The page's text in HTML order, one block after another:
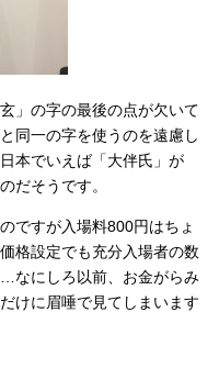
」の字の最後の点が欠いて
同一の字を使うのを遠慮し
本でいえば「大伴氏」が
だそうです。
ですが入場料800円はちょ
格設定でも充分入場者の数
なにしろ以前、お金がらみ
けに眉唾で見てしまいます